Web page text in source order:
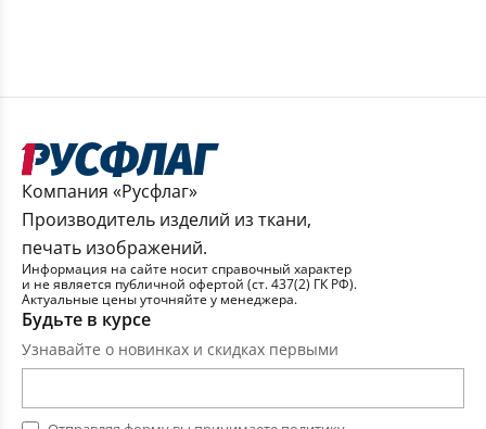
Компания «Русфлаг»
Производитель изделий из ткани,
печать изображений.
Информация на сайте носит справочный характер
и не является публичной офертой (ст. 437(2) ГК РФ).
Актуальные цены уточняйте у менеджера.
Будьте в курсе
Узнавайте о новинках и скидках первыми